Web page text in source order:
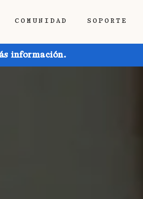
COMUNIDAD SOPORTE
información.